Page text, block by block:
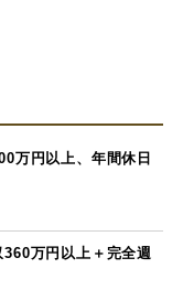
万円以上、年間休日
万円以上＋完全週